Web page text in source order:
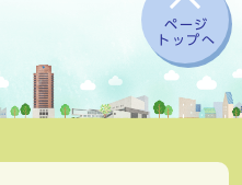
ページ
トップへ